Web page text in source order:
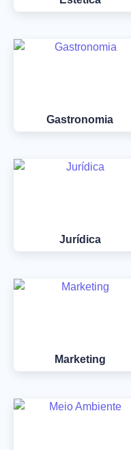
Gastronomia
Jurídica
Marketing